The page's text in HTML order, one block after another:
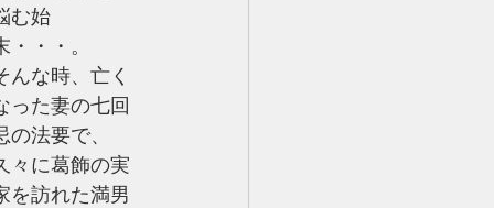
む始
・・・。
んな時、亡く
った妻の七回
の法要で、
々に葛飾の実
を訪れた満男